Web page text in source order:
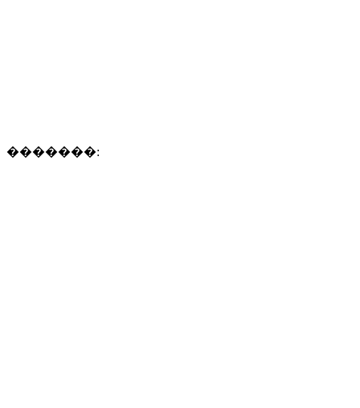
�������: